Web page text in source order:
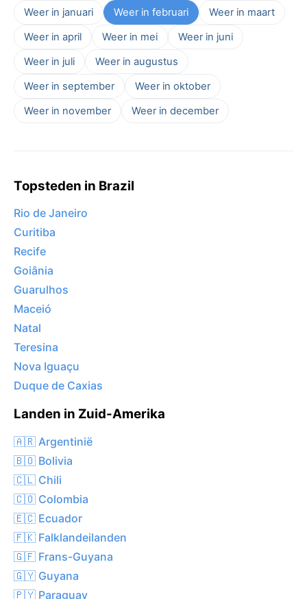
Weer in januari Weer in februari
Weer in maart
Weer in april
Weer in mei
Weer in juni
Weer in juli
Weer in augustus
Weer in september
Weer in oktober
Weer in november
Weer in december
Topsteden in Brazil
Rio de Janeiro
Curitiba
Recife
Goiânia
Guarulhos
Maceió
Natal
Teresina
Nova Iguaçu
Duque de Caxias
Landen in Zuid-Amerika
🇦🇷 Argentinië
🇧🇴 Bolivia
🇨🇱 Chili
🇨🇴 Colombia
🇪🇨 Ecuador
🇫🇰 Falklandeilanden
🇬🇫 Frans-Guyana
🇬🇾 Guyana
🇵🇾 Paraguay